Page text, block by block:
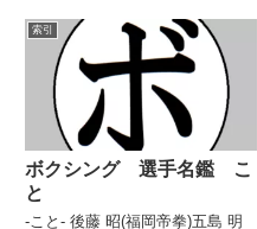
(独)アクセル 住吉(関門JAPAN)阿
久津 源(帝拳) 索引に戻る
索引
ボクシング 選手名鑑 こ
と
-こと- 後藤 昭(福岡帝拳)五島 明